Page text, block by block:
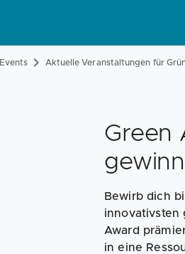
Events Aktuelle Veranstaltungen für
Green
Bewirb dich
innovativsten
Award
in eine